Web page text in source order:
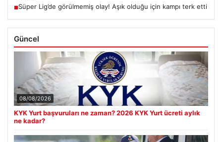
■Süper Lig’de görülmemiş olay! Aşık olduğu için kampı terk etti
Güncel
08/08/2026
KYK Yurt başvuruları ne zaman? 2026 KYK Yurt ücreti aylık
ne kadar?